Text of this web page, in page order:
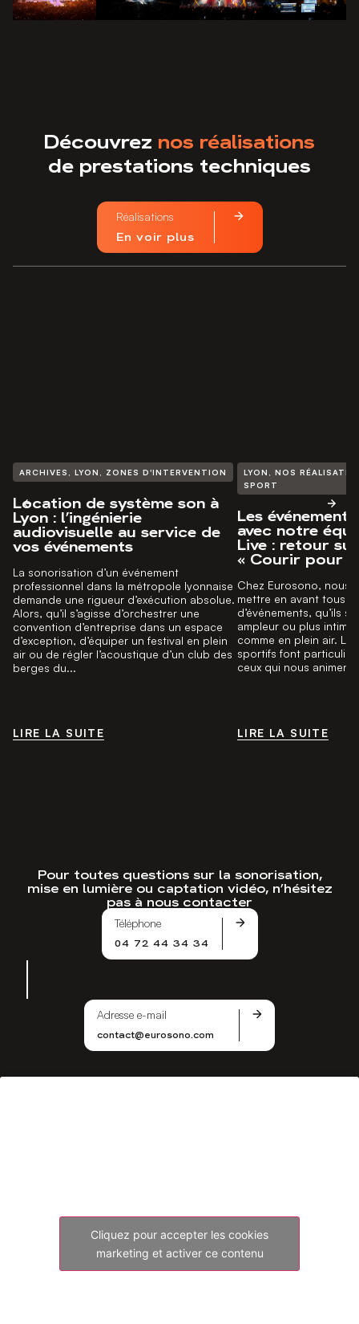
Découvrez nos réalisations
de prestations techniques
Réalisations
En voir plus
ARCHIVES LYON ZONES D'INTERVENTION
Location de système son à
Lyon : l’ingénierie
audiovisuelle au service de
vos événements
La sonorisation d’un événement
professionnel dans la métropole lyonnaise
demande une rigueur d’exécution absolue.
Alors, qu’il s’agisse d’orchestrer une
convention d’entreprise dans un espace
d’exception, d’équiper un festival en plein
air ou de régler l’acoustique d’un club des
berges du...
LIRE LA SUITE
LYON
NOS
SPORT
Les
avec notre
Live : retour
« Courir pour
Chez Eurosono, nous
mettre en avant tous
d’événements, qu’ils
ampleur ou plus
comme en plein air.
sportifs font
ceux qui nous
LIRE LA SUITE
Pour toutes questions sur la sonorisation,
mise en lumière ou captation vidéo, n’hésitez
pas à nous contacter
Téléphone
04 72 44 34 34
Adresse e-mail
contact@eurosono.com
Cliquez pour accepter les cookies
marketing et activer ce contenu